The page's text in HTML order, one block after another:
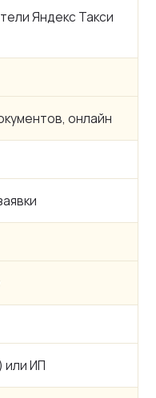
Яндекс Такси
онлайн
или ИП